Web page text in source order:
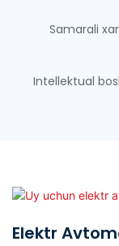
Samarali
Intellektual
Elektr